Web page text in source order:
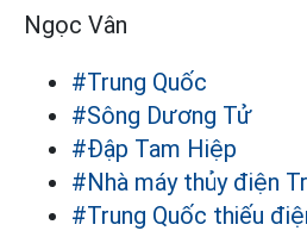
Ngọc Vân
#Trung Quốc
#Sông Dương Tử
#Đập Tam Hiệp
#Nhà máy thủy điện
#Trung Quốc thiếu